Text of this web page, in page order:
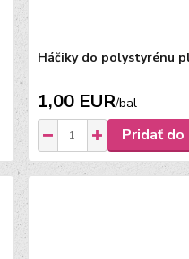
Háčiky do polystyrénu
1,00 EUR/bal
Pridať do